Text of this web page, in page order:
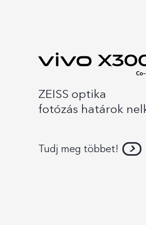
ZEISS optika
fotózás határok
Tudj meg többet!